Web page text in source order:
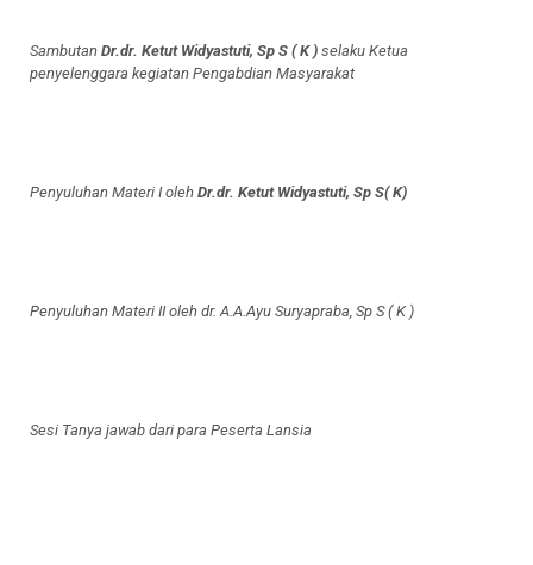
Sambutan Dr.dr. Ketut Widyastuti, Sp S ( K ) selaku Ketua
penyelenggara kegiatan Pengabdian Masyarakat
Penyuluhan Materi I oleh Dr.dr. Ketut Widyastuti, Sp S( K)
Penyuluhan Materi II oleh dr. A.A.Ayu Suryapraba, Sp S ( K )
Sesi Tanya jawab dari para Peserta Lansia